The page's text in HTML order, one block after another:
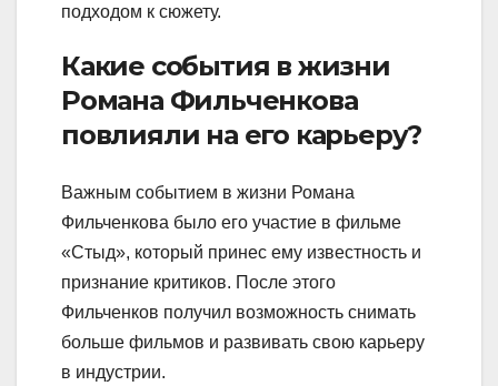
подходом к сюжету.
Какие события в жизни
Романа Фильченкова
повлияли на его карьеру?
Важным событием в жизни Романа
Фильченкова было его участие в фильме
«Стыд», который принес ему известность и
признание критиков. После этого
Фильченков получил возможность снимать
больше фильмов и развивать свою карьеру
в индустрии.